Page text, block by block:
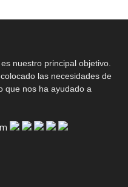
nuestro principal objetivo.
las necesidades de
que nos ha ayudado a